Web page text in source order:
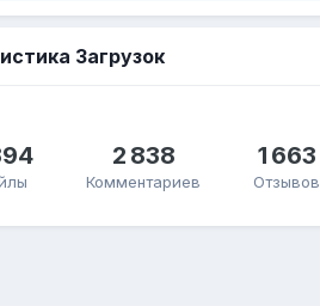
Загрузок
2 838
Комментариев
1 663
Отзывов